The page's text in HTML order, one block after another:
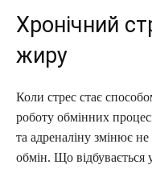
Хронічний
жиру
Коли стрес стає
роботу обмінних
та адреналіну змінює
обмін. Що відбувається